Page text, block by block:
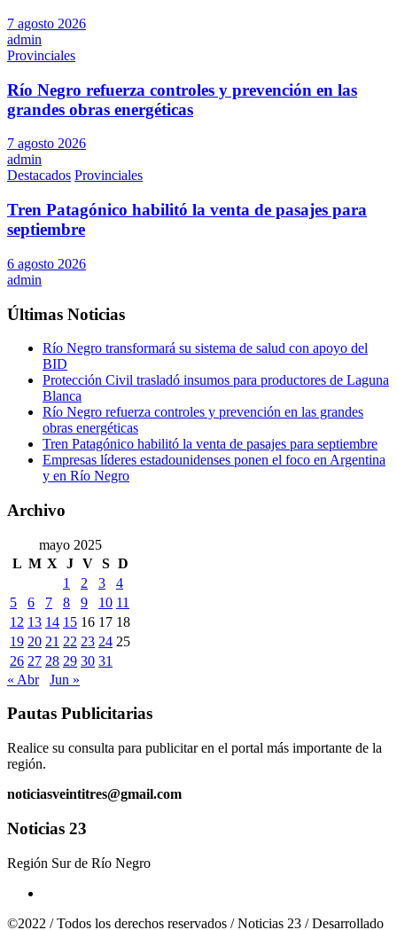
7 agosto 2026
admin
Provinciales
Río Negro refuerza controles y prevención en las
grandes obras energéticas
7 agosto 2026
admin
Destacados Provinciales
Tren Patagónico habilitó la venta de pasajes para
septiembre
6 agosto 2026
admin
Últimas Noticias
Río Negro transformará su sistema de salud con apoyo del
BID
Protección Civil trasladó insumos para productores de Laguna
Blanca
Río Negro refuerza controles y prevención en las grandes
obras energéticas
Tren Patagónico habilitó la venta de pasajes para septiembre
Empresas líderes estadounidenses ponen el foco en Argentina
y en Río Negro
Archivo
mayo 2025
L M X J V S D
1
2 3
4
5
6 7 8 9 10 11
12 13 14 15 16 17 18
19 20 21 22 23 24 25
26 27 28 29 30 31
« Abr
Jun »
Pautas Publicitarias
Realice su consulta para publicitar en el portal más importante de la
región.
noticiasveintitres@gmail.com
Noticias 23
Región Sur de Río Negro
©2022 / Todos los derechos reservados / Noticias 23 / Desarrollado